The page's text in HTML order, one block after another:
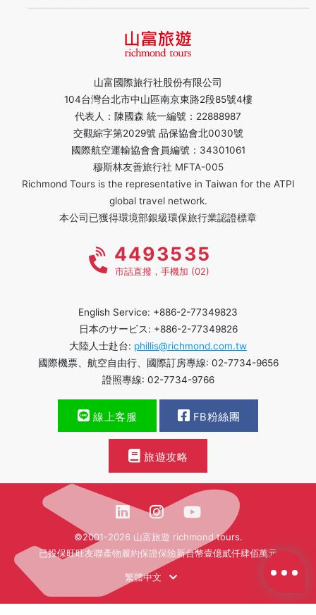
山富國際旅行社股份有限公司
104台灣台北市中山區南京東路2段85號4樓
代表人：陳國森 統一編號：22888987
交觀綜字第2029號 品保協會北0030號
國際航空運輸協會會員編號：34301061
穆斯林友善旅行社 MFTA-005
Richmond Tours is the representative in Taiwan for the ATPI
global travel network.
本公司已獲得環境部銀級環保旅行業認證標章
4493535
市話直撥，手機加 (02)
English Service: +886-2-77349823
日本のサービス: +886-2-77349826
大陸人士赴台: phillis@richmond.com.tw
國際機票、航空自由行、國際訂房專線: 02-7734-9656
證照專線: 02-7734-9766
線上客服 FB粉絲團
旅遊攻略
©2001-2026 山富旅遊 richmond tours.
已投保旺旺友聯產物履約保證保險新台幣壹億貳仟肆佰萬元
繁體中文